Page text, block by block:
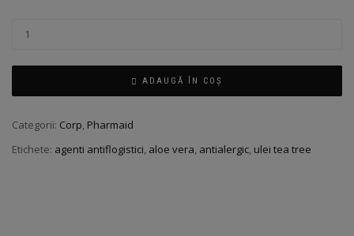
ADAUGĂ ÎN COȘ
Categorii: Corp, Pharmaid
Etichete: agenti antiflogistici, aloe vera, antialergic, ulei tea tree